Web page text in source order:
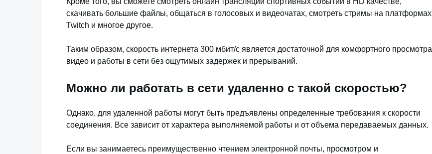
скачивать большие файлы, общаться в голосовых и видеочатах, смотреть стримы на платформах
Twitch и многое другое.
Таким образом, скорость интернета 300 мбит/с является достаточной для комфортного просмотра
видео и работы в сети без ощутимых задержек и прерываний.
Можно ли работать в сети удаленно с такой скоростью?
Однако, для удаленной работы могут быть предъявлены определенные требования к скорости
соединения. Все зависит от характера выполняемой работы и от объема передаваемых данных.
Если вы занимаетесь преимущественно чтением электронной почты, просмотром и